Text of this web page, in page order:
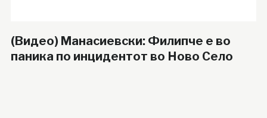
(Видео) Манасиевски: Филипче е во
паника по инцидентот во Ново Село